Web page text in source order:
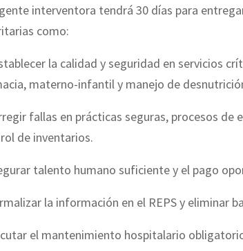
interventora tendrá 30 días para
como:
la calidad y seguridad en servicios
materno-infantil y manejo de
fallas en prácticas seguras, procesos
de inventarios.
talento humano suficiente y el pago
la información en el REPS y eliminar
el mantenimiento hospitalario